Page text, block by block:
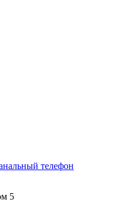
телефон
5